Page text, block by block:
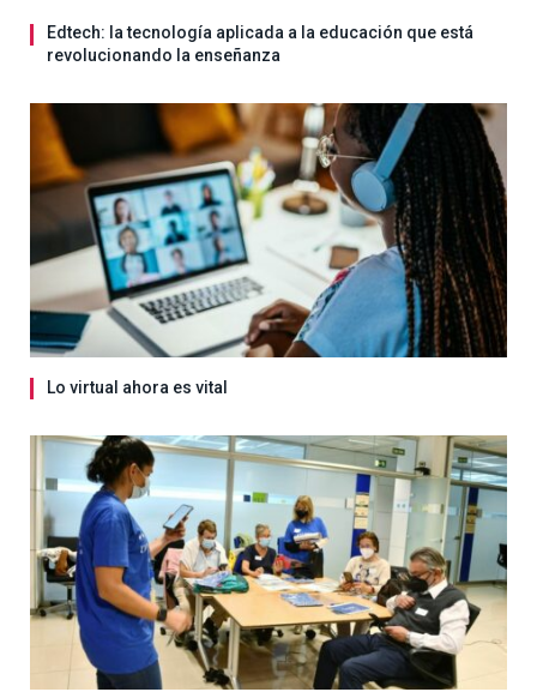
Edtech: la tecnología aplicada a la educación que está
revolucionando la enseñanza
Lo virtual ahora es vital